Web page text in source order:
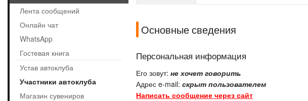
Основные сведения
Персональная информация
Его зовут: не хочет говорить
Адрес e-mail: скрыт пользователем
Написать сообщение через сайт
Лента сообщений
Онлайн чат
WhatsApp
Гостевая книга
Устав автоклуба
Участники автоклуба
Магазин сувениров